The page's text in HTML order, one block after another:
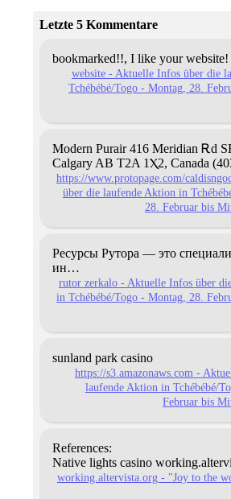
Letzte 5 Kommentare
bookmarked!!, I like your website!
website - Aktuelle Infos über die
Tchébébé/Togo - Montag, 28.
Modern Purair416 Meridian Ꭱd
Calgary AB T2A 1Ⲭ2, Canada
https://www.protopage.com/
über die laufende Aktion in
28. Februar bis
Ресурсы Рутора — это
ин…
rutor zerkalo - Aktuelle Infos über
in Tchébébé/Togo - Montag, 28.
sunland park casino
https://s3.amazonaws.com -
laufende Aktion in Tchébébé/
Februar bis
References:
Native lights casino
working.altervista.org - "Joy to the